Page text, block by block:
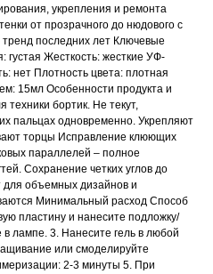
укрепления и ремонта
от прозрачного до нюдового с
последних лет Ключевые
густая Жесткость: жесткие УФ-
нет Плотность цвета: плотная
15мл Особенности продукта и
техники бортик. Не текут,
пальцах одновременно. Укрепляют
торцы Исправление клюющих
параллелей – полное
Сохранение четких углов до
объемных дизайнов и
Минимальный расход Способ
пластину и нанесите подложку/
лампе. 3. Нанесите гель в любой
или смоделируйте
2-3 минуты 5. При